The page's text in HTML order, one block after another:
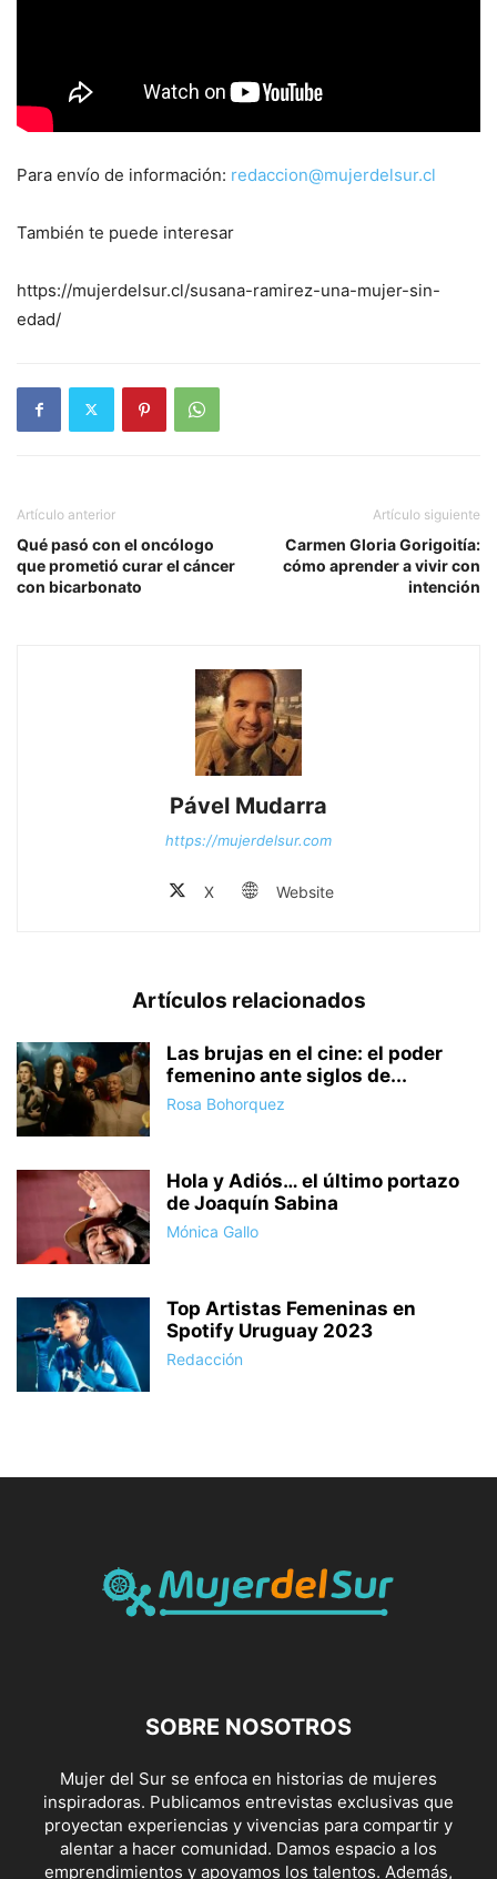
Para envío de información: redaccion@mujerdelsur.cl
También te puede interesar
https://mujerdelsur.cl/susana-ramirez-una-mujer-sin-
edad/
Artículo anterior
Qué pasó con el oncólogo
que prometió curar el cáncer
con bicarbonato
Artículo siguiente
Carmen Gloria Gorigoitía:
cómo aprender a vivir con
intención
Pável Mudarra
https://mujerdelsur.com
X Website
Artículos relacionados
Las brujas en el cine: el poder
femenino ante siglos de...
Rosa Bohorquez
Hola y Adiós… el último portazo
de Joaquín Sabina
Mónica Gallo
Top Artistas Femeninas en
Spotify Uruguay 2023
Redacción
SOBRE NOSOTROS
Mujer del Sur se enfoca en historias de mujeres
inspiradoras. Publicamos entrevistas exclusivas que
proyectan experiencias y vivencias para compartir y
alentar a hacer comunidad. Damos espacio a los
emprendimientos y apoyamos los talentos. Además,